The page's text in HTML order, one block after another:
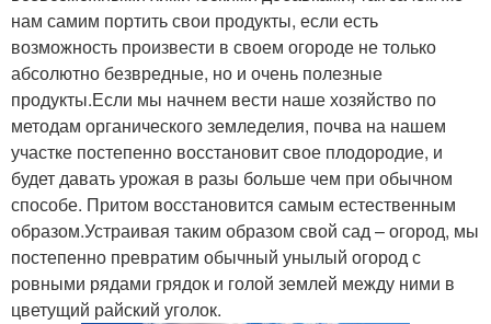
нам самим портить свои продукты, если есть
возможность произвести в своем огороде не только
абсолютно безвредные, но и очень полезные
продукты.Если мы начнем вести наше хозяйство по
методам органического земледелия, почва на нашем
участке постепенно восстановит свое плодородие, и
будет давать урожая в разы больше чем при обычном
способе. Притом восстановится самым естественным
образом.Устраивая таким образом свой сад – огород, мы
постепенно превратим обычный унылый огород с
ровными рядами грядок и голой землей между ними в
цветущий райский уголок.